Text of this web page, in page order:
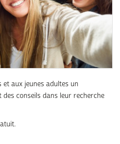
et aux jeunes adultes un
conseils dans leur recherche